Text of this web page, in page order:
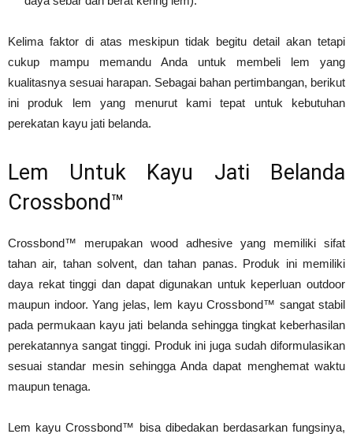
Kelima faktor di atas meskipun tidak begitu detail akan tetapi
cukup mampu memandu Anda untuk membeli lem yang
kualitasnya sesuai harapan. Sebagai bahan pertimbangan, berikut
ini produk lem yang menurut kami tepat untuk kebutuhan
perekatan kayu jati belanda.
Lem Untuk Kayu Jati Belanda
Crossbond™
Crossbond™ merupakan wood adhesive yang memiliki sifat
tahan air, tahan solvent, dan tahan panas. Produk ini memiliki
daya rekat tinggi dan dapat digunakan untuk keperluan outdoor
maupun indoor. Yang jelas, lem kayu Crossbond™ sangat stabil
pada permukaan kayu jati belanda sehingga tingkat keberhasilan
perekatannya sangat tinggi. Produk ini juga sudah diformulasikan
sesuai standar mesin sehingga Anda dapat menghemat waktu
maupun tenaga.
Lem kayu Crossbond™ bisa dibedakan berdasarkan fungsinya,